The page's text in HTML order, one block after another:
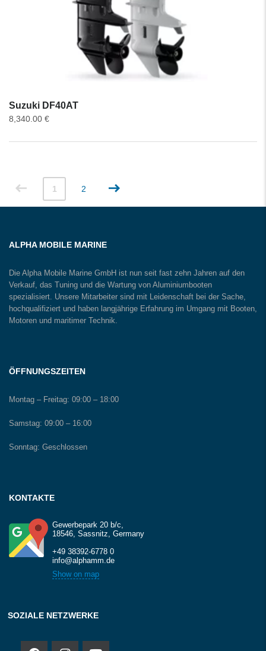
Suzuki DF40AT
8,340.00 €
1 2
ALPHA MOBILE MARINE
Die Alpha Mobile Marine GmbH ist nun seit fast zehn Jahren auf den
Verkauf, das Tuning und die Wartung von Aluminiumbooten
spezialisiert. Unsere Mitarbeiter sind mit Leidenschaft bei der Sache,
hochqualifiziert und haben langjährige Erfahrung im Umgang mit Booten,
Motoren und maritimer Technik.
ÖFFNUNGSZEITEN
Montag – Freitag: 09:00 – 18:00
Samstag: 09:00 – 16:00
Sonntag: Geschlossen
KONTAKTE
Gewerbepark 20 b/c,
18546, Sassnitz, Germany
+49 38392-6778 0
info@alphamm.de
Show on map
SOZIALE NETZWERKE